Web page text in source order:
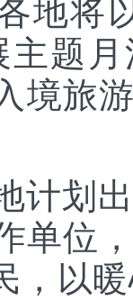
地将
主题
境旅
划出
单位
，以